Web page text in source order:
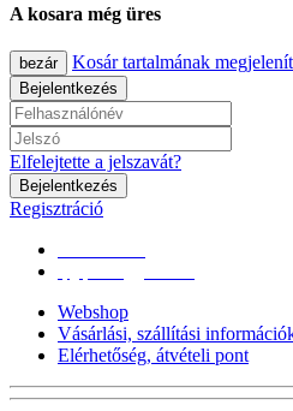
A kosara még üres
bezár Kosár tartalmának
Bejelentkezés
Elfelejtette a jelszavát?
Bejelentkezés
Regisztráció
Webshop
Vásárlási, szállítási
Elérhetőség, átvételi pont